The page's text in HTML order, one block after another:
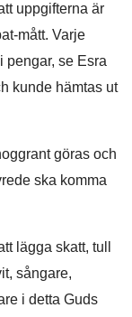
uppgifterna är
mått. Varje
pengar, se Esra
kunde hämtas ut
göras och
ska komma
lägga skatt, tull
sångare,
i detta Guds